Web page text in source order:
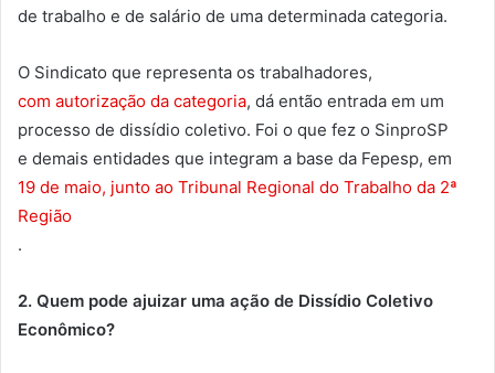
de trabalho e de salário de uma determinada categoria.
O Sindicato que representa os trabalhadores,
com autorização da categoria, dá então entrada em um
processo de dissídio coletivo. Foi o que fez o SinproSP
e demais entidades que integram a base da Fepesp, em
19 de maio, junto ao Tribunal Regional do Trabalho da 2ª
Região
.
2. Quem pode ajuizar uma ação de Dissídio Coletivo
Econômico?